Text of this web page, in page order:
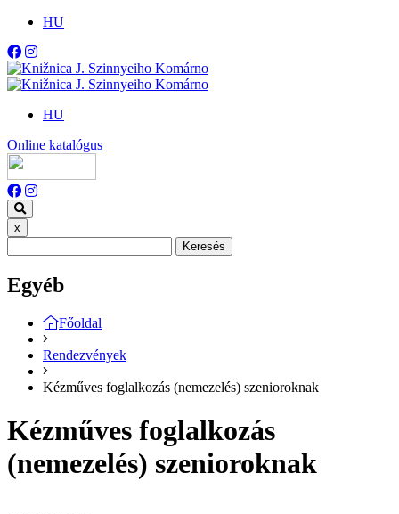
HU
HU
Online katalógus
x
Keresés
Egyéb
Főoldal
Rendezvények
Kézműves foglalkozás (nemezelés) szenioroknak
Kézműves foglalkozás
(nemezelés) szenioroknak